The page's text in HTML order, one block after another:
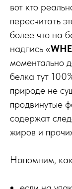
вот кто
пересчитать
более что на
надпись «
моментально
белка тут
природе не
продвинутые
содержат
жиров и
Напомним,